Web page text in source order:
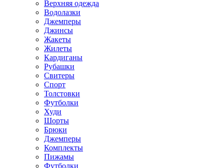
Верхняя одежда
Водолазки
Джемперы
Джинсы
Жакеты
Жилеты
Кардиганы
Рубашки
Свитеры
Спорт
Толстовки
Футболки
Худи
Шорты
Брюки
Джемперы
Комплекты
Пижамы
Футболки